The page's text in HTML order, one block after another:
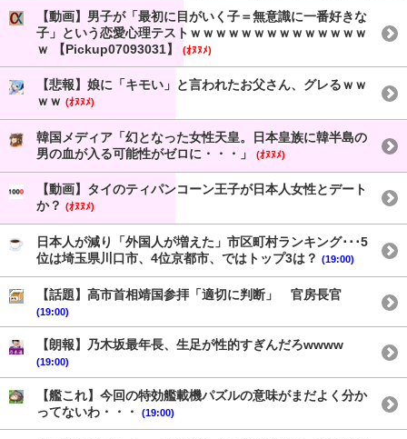
【動画】男子が「最初に目がいく子＝無意識に一番好きな
子」という恋愛心理テストｗｗｗｗｗｗｗｗｗｗｗｗｗｗ
ｗ 【Pickup07093031】
(ｵﾇﾇﾒ)
【悲報】娘に「キモい」と言われたお父さん、グレるｗｗ
ｗｗ (ｵﾇﾇﾒ)
韓国メディア「幻となった女性天皇。日本皇族に韓半島の
男の血が入る可能性がゼロに・・・」
(ｵﾇﾇﾒ)
【動画】タイのティパンコーン王子が日本人女性とデート
か？ (ｵﾇﾇﾒ)
日本人が減り「外国人が増えた」市区町村ランキング･･･5
位は埼玉県川口市、4位京都市、ではトップ3は？ (19:00)
【話題】高市首相靖国参拝「適切に判断」 官房長官
(19:00)
【朗報】乃木坂最年長、生足が性的すぎんだろwwww
(19:00)
【艦これ】今回の特効艦載機パズルの意味がまだよく分か
ってないわ・・・
(19:00)